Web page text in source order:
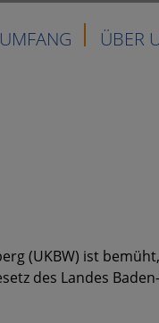
ÜBER
(UKBW) ist
des Landes